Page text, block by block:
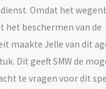
Omdat het
het beschermen van de
maakte Jelle van dit
Dit geeft SMW de
te vragen voor dit